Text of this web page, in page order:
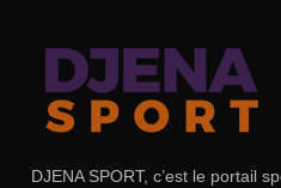
DJENA SPORT, c’est le portail